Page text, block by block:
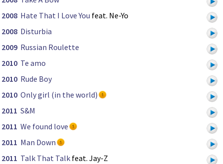
2008 Hate That I Love You feat. Ne-Yo
2008 Disturbia
2009 Russian Roulette
2010 Te amo
2010 Rude Boy
2010 Only girl (in the world)
2011 S&M
2011 We found love
2011 Man Down
2011 Talk That Talk feat. Jay-Z